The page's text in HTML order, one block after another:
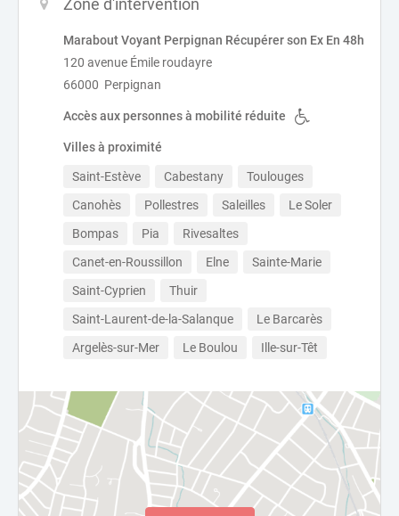
Zone d'intervention
Marabout Voyant Perpignan Récupérer son Ex En 48h
120 avenue Émile roudayre
66000 Perpignan
Accès aux personnes à mobilité réduite
Villes à proximité
Saint-Estève Cabestany
Toulouges
Canohès
Pollestres Saleilles
Le Soler
Bompas
Pia
Rivesaltes
Canet-en-Roussillon
Elne
Sainte-Marie
Saint-Cyprien
Thuir
Saint-Laurent-de-la-Salanque
Le Barcarès
Argelès-sur-Mer
Le Boulou Ille-sur-Têt